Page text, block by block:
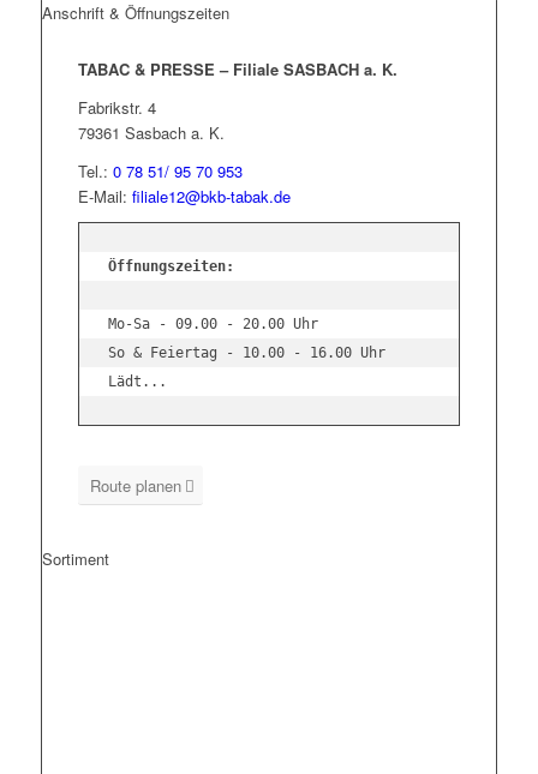
Anschrift & Öffnungszeiten
TABAC & PRESSE – Filiale SASBACH a. K.
Fabrikstr. 4
79361 Sasbach a. K.
Tel.: 0 78 51/ 95 70 953
E-Mail: filiale12@bkb-tabak.de
Öffnungszeiten:
Mo-Sa - 09.00 - 20.00 Uhr
So & Feiertag - 10.00 - 16.00 Uhr
Lädt...
Route planen
Sortiment